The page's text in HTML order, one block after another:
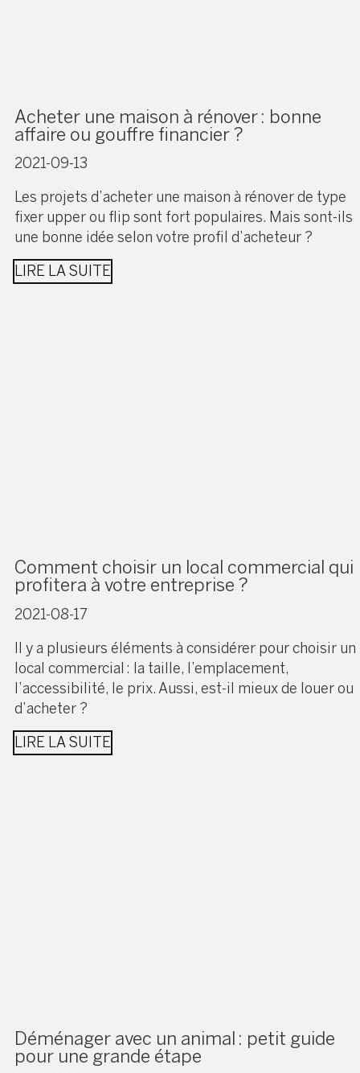
Acheter une maison à rénover : bonne
affaire ou gouffre financier ?
2021-09-13
Les projets d’acheter une maison à rénover de type
fixer upper ou flip sont fort populaires. Mais sont-ils
une bonne idée selon votre profil d’acheteur ?
LIRE LA SUITE
Comment choisir un local commercial qui
profitera à votre entreprise ?
2021-08-17
Il y a plusieurs éléments à considérer pour choisir un
local commercial : la taille, l’emplacement,
l’accessibilité, le prix. Aussi, est-il mieux de louer ou
d’acheter ?
LIRE LA SUITE
Déménager avec un animal : petit guide
pour une grande étape